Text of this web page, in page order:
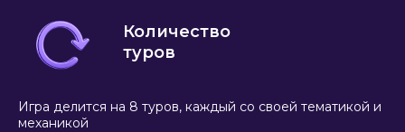
Количество
туров
Игра делится на 8 туров, каждый со своей тематикой и
механикой